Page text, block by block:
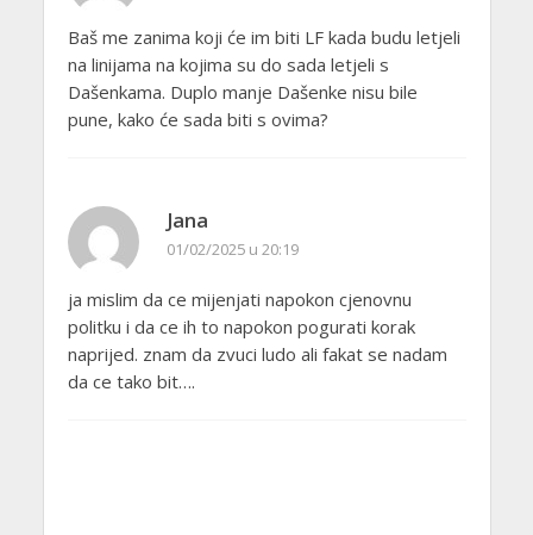
Baš me zanima koji će im biti LF kada budu letjeli
na linijama na kojima su do sada letjeli s
Dašenkama. Duplo manje Dašenke nisu bile
pune, kako će sada biti s ovima?
Jana
01/02/2025 u 20:19
ja mislim da ce mijenjati napokon cjenovnu
politku i da ce ih to napokon pogurati korak
naprijed. znam da zvuci ludo ali fakat se nadam
da ce tako bit….